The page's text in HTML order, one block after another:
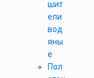
шит
ели
вод
яны
е
Пол